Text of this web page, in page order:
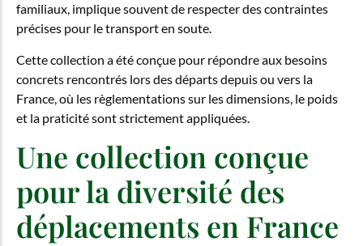
familiaux, implique souvent de respecter des contraintes
précises pour le transport en soute.
Cette collection a été conçue pour répondre aux besoins
concrets rencontrés lors des départs depuis ou vers la
France, où les règlementations sur les dimensions, le poids
et la praticité sont strictement appliquées.
Une collection conçue
pour la diversité des
déplacements en France